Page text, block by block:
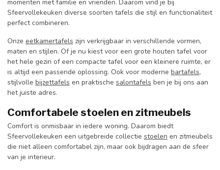
momenten met familie en vrienden. Daarom vind je bij
Sfeervollekeuken diverse soorten tafels die stijl en functionaliteit
perfect combineren.
Onze eetkamertafels zijn verkrijgbaar in verschillende vormen,
maten en stijlen. Of je nu kiest voor een grote houten tafel voor
het hele gezin of een compacte tafel voor een kleinere ruimte, er
is altijd een passende oplossing. Ook voor moderne bartafels,
stijlvolle bijzettafels en praktische salontafels ben je bij ons aan
het juiste adres.
Comfortabele stoelen en zitmeubels
Comfort is onmisbaar in iedere woning. Daarom biedt
Sfeervollekeuken een uitgebreide collectie stoelen en zitmeubels
die niet alleen comfortabel zijn, maar ook bijdragen aan de sfeer
van je interieur.